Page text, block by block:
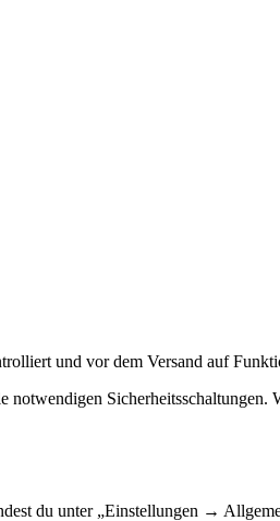
und vor dem Versand auf
Sicherheitsschaltungen.
du unter „Einstellungen →